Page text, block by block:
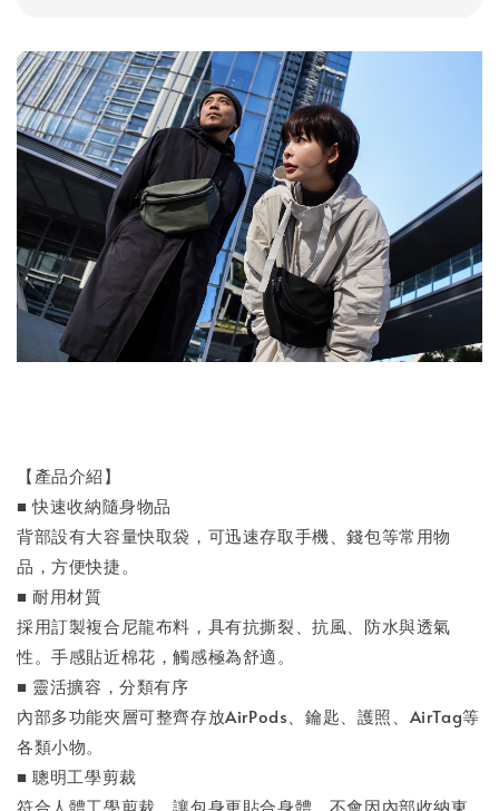
【產品介紹】
■ 快速收納隨身物品
背部設有大容量快取袋，可迅速存取手機、錢包等常用物
品，方便快捷。
■ 耐用材質
採用訂製複合尼龍布料，具有抗撕裂、抗風、防水與透氣
性。手感貼近棉花，觸感極為舒適。
■ 靈活擴容，分類有序
內部多功能夾層可整齊存放AirPods、鑰匙、護照、AirTag等
各類小物。
■ 聰明工學剪裁
符合人體工學剪裁，讓包身更貼合身體，不會因內部收納東